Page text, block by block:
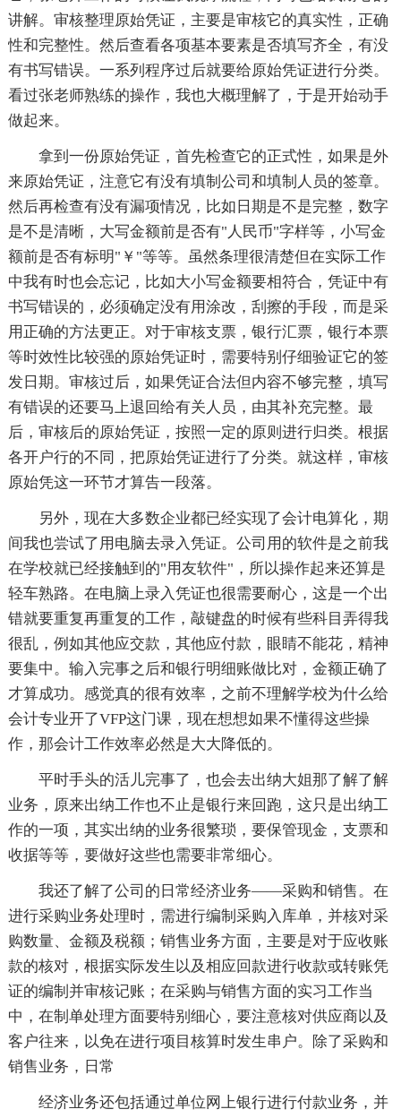
讲解。审核整理原始凭证，主要是审核它的真实性，正确
性和完整性。然后查看各项基本要素是否填写齐全，有没
有书写错误。一系列程序过后就要给原始凭证进行分类。
看过张老师熟练的操作，我也大概理解了，于是开始动手
做起来。
拿到一份原始凭证，首先检查它的正式性，如果是外
来原始凭证，注意它有没有填制公司和填制人员的签章。
然后再检查有没有漏项情况，比如日期是不是完整，数字
是不是清晰，大写金额前是否有"人民币"字样等，小写金
额前是否有标明"￥"等等。虽然条理很清楚但在实际工作
中我有时也会忘记，比如大小写金额要相符合，凭证中有
书写错误的，必须确定没有用涂改，刮擦的手段，而是采
用正确的方法更正。对于审核支票，银行汇票，银行本票
等时效性比较强的原始凭证时，需要特别仔细验证它的签
发日期。审核过后，如果凭证合法但内容不够完整，填写
有错误的还要马上退回给有关人员，由其补充完整。最
后，审核后的原始凭证，按照一定的原则进行归类。根据
各开户行的不同，把原始凭证进行了分类。就这样，审核
原始凭这一环节才算告一段落。
另外，现在大多数企业都已经实现了会计电算化，期
间我也尝试了用电脑去录入凭证。公司用的软件是之前我
在学校就已经接触到的"用友软件"，所以操作起来还算是
轻车熟路。在电脑上录入凭证也很需要耐心，这是一个出
错就要重复再重复的工作，敲键盘的时候有些科目弄得我
很乱，例如其他应交款，其他应付款，眼睛不能花，精神
要集中。输入完事之后和银行明细账做比对，金额正确了
才算成功。感觉真的很有效率，之前不理解学校为什么给
会计专业开了VFP这门课，现在想想如果不懂得这些操
作，那会计工作效率必然是大大降低的。
平时手头的活儿完事了，也会去出纳大姐那了解了解
业务，原来出纳工作也不止是银行来回跑，这只是出纳工
作的一项，其实出纳的业务很繁琐，要保管现金，支票和
收据等等，要做好这些也需要非常细心。
我还了解了公司的日常经济业务——采购和销售。在
进行采购业务处理时，需进行编制采购入库单，并核对采
购数量、金额及税额；销售业务方面，主要是对于应收账
款的核对，根据实际发生以及相应回款进行收款或转账凭
证的编制并审核记账；在采购与销售方面的实习工作当
中，在制单处理方面要特别细心，要注意核对供应商以及
客户往来，以免在进行项目核算时发生串户。除了采购和
销售业务，日常
经济业务还包括通过单位网上银行进行付款业务，并